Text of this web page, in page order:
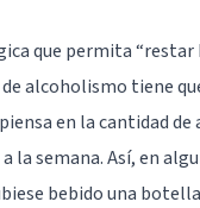
que permita
de alcoholismo tiene
en la cantidad
la semana. Así, en
bebido una